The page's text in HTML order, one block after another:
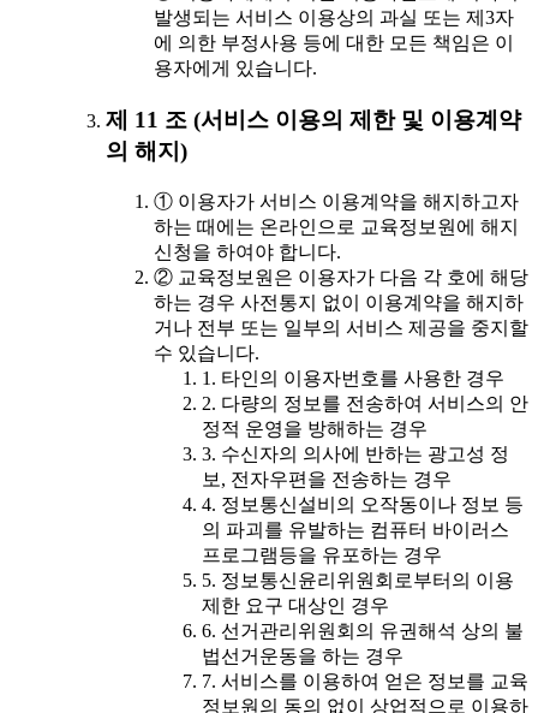
발생되는 서비스 이용상의 과실 또는 제3자
에 의한 부정사용 등에 대한 모든 책임은 이
용자에게 있습니다.
제 11 조 (서비스 이용의 제한 및 이용계약
의 해지)
① 이용자가 서비스 이용계약을 해지하고자
하는 때에는 온라인으로 교육정보원에 해지
신청을 하여야 합니다.
② 교육정보원은 이용자가 다음 각 호에 해당
하는 경우 사전통지 없이 이용계약을 해지하
거나 전부 또는 일부의 서비스 제공을 중지할
수 있습니다.
1. 타인의 이용자번호를 사용한 경우
2. 다량의 정보를 전송하여 서비스의 안
정적 운영을 방해하는 경우
3. 수신자의 의사에 반하는 광고성 정
보, 전자우편을 전송하는 경우
4. 정보통신설비의 오작동이나 정보 등
의 파괴를 유발하는 컴퓨터 바이러스
프로그램등을 유포하는 경우
5. 정보통신윤리위원회로부터의 이용
제한 요구 대상인 경우
6. 선거관리위원회의 유권해석 상의 불
법선거운동을 하는 경우
7. 서비스를 이용하여 얻은 정보를 교육
정보원의 동의 없이 상업적으로 이용하